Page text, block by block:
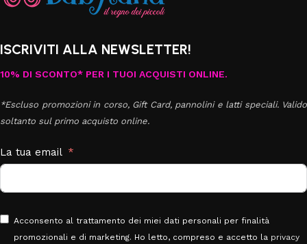
ISCRIVITI ALLA NEWSLETTER!
10% DI SCONTO* PER I TUOI ACQUISTI ONLINE.
*Escluso promozioni in corso, Gift Card, pannolini e latti speciali. Valido
soltanto sul primo acquisto online.
La tua email
Acconsento al trattamento dei miei dati personali per finalità
promozionali e di marketing. Ho letto, compreso e accetto la privacy